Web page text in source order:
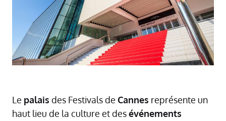
Le palais des Festivals de Cannes représente un
haut lieu de la culture et desévénements